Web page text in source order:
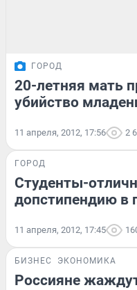
ГОРОД
20-летняя мать
убийство
11 апреля, 2012, 17:56 2
ГОРОД
Студенты-
допстипендию в
11 апреля, 2012, 17:45
БИЗНЕС ЭКОНОМИКА
Россияне